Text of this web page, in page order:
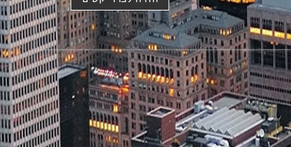
בריכת שחייה, סטודיו עיצוב וכד'.
העיר רחובות ונחשבת לאחת השכונות
בסמוך למכון ויצמן ופארק המדע, למוסדות
431 הפך את השכונה לנגישה ונוחה ליוצאים מהעיר ולנכנסים
אופניים, גינות מעוצבות, מתקני משחקים